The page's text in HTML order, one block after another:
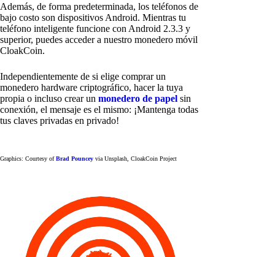
Además, de forma predeterminada, los teléfonos de
bajo costo son dispositivos Android. Mientras tu
teléfono inteligente funcione con Android 2.3.3 y
superior, puedes acceder a nuestro monedero móvil
CloakCoin.
Independientemente de si elige comprar un
monedero hardware criptográfico, hacer la tuya
propia o incluso crear un monedero de papel sin
conexión, el mensaje es el mismo: ¡Mantenga todas
tus claves privadas en privado!
Graphics: Courtesy ofBrad Pouncey via Unsplash, CloakCoin Project